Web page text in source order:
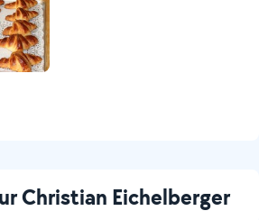
Christian Eichelberger